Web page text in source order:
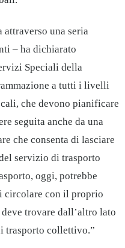
una seria
– ha dichiarato
Speciali della
a tutti i livelli
che devono pianificare
seguita anche da una
che consenta di lasciare
servizio di trasporto
oggi, potrebbe
circolare con il proprio
trovare dall’altro lato
trasporto collettivo.”